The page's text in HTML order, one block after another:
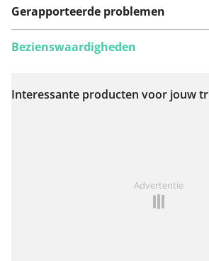
Gerapporteerde problemen
Bekijk op kaart
Bezienswaardigheden
Interessante producten voor jouw
Advertentie